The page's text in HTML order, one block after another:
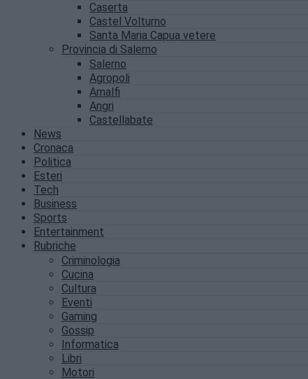
Caserta
Castel Volturno
Santa Maria Capua vetere
Provincia di Salerno
Salerno
Agropoli
Amalfi
Angri
Castellabate
News
Cronaca
Politica
Esteri
Tech
Business
Sports
Entertainment
Rubriche
Criminologia
Cucina
Cultura
Eventi
Gaming
Gossip
Informatica
Libri
Motori